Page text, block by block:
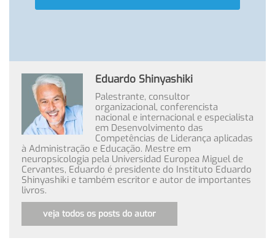
Eduardo Shinyashiki
Palestrante, consultor
organizacional, conferencista
nacional e internacional e especialista
em Desenvolvimento das
Competências de Liderança aplicadas
à Administração e Educação. Mestre em
neuropsicologia pela Universidad Europea Miguel de
Cervantes, Eduardo é presidente do Instituto Eduardo
Shinyashiki e também escritor e autor de importantes
livros.
veja todos os posts do autor